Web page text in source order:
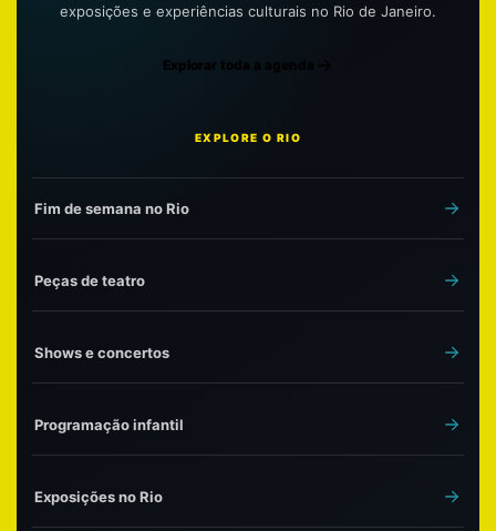
exposições e experiências culturais no Rio de Janeiro.
Explorar toda a agenda
EXPLORE O RIO
Fim de semana no Rio
Peças de teatro
Shows e concertos
Programação infantil
Exposições no Rio